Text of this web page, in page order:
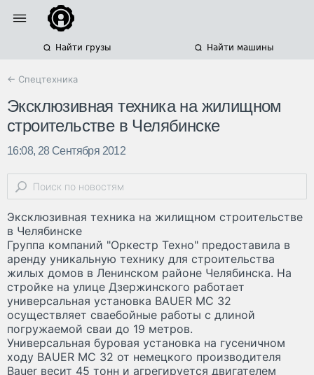
Найти грузы Найти машины
← Спецтехника
Эксклюзивная техника на жилищном
строительстве в Челябинске
16:08, 28 Сентября 2012
Эксклюзивная техника на жилищном строительстве
в Челябинске
Группа компаний "Оркестр Техно" предоставила в
аренду уникальную технику для строительства
жилых домов в Ленинском районе Челябинска. На
стройке на улице Дзержинского работает
универсальная установка BAUER MC 32
осуществляет сваебойные работы с длиной
погружаемой сваи до 19 метров.
Универсальная буровая установка на гусеничном
ходу BAUER MC 32 от немецкого производителя
Bauer весит 45 тонн и агрегируется двигателем